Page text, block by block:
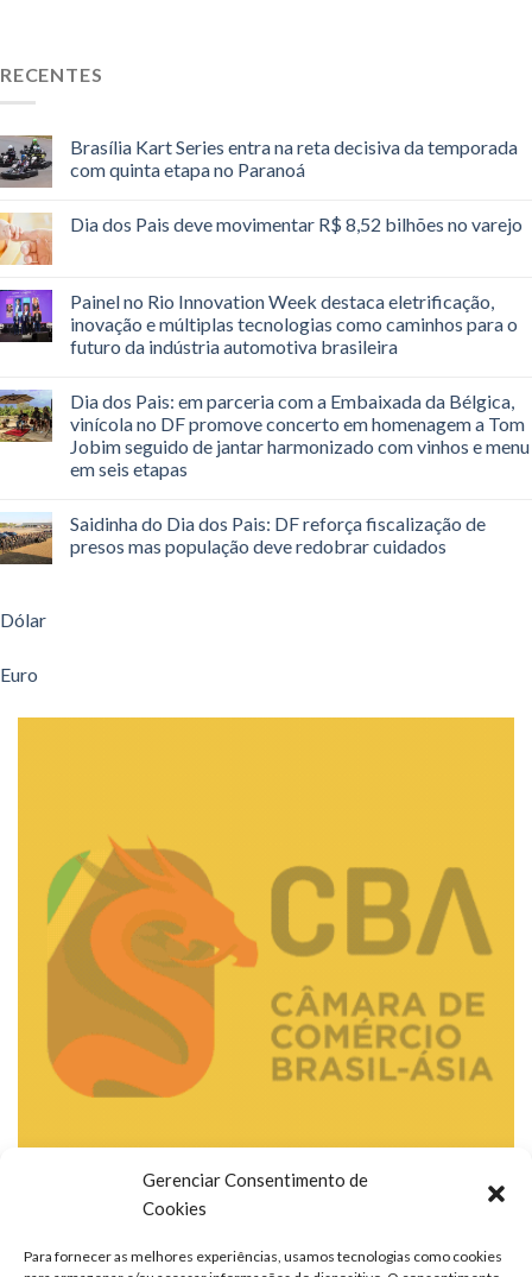
Gerenciar Consentimento de
Cookies
Para fornecer as melhores experiências, usamos tecnologias como cookies
RECENTES
Brasília Kart Series entra na reta decisiva da temporada
com quinta etapa no Paranoá
Dia dos Pais deve movimentar R$ 8,52 bilhões no varejo
Painel no Rio Innovation Week destaca eletrificação,
inovação e múltiplas tecnologias como caminhos para o
futuro da indústria automotiva brasileira
Dia dos Pais: em parceria com a Embaixada da Bélgica,
vinícola no DF promove concerto em homenagem a Tom
Jobim seguido de jantar harmonizado com vinhos e menu
em seis etapas
Saidinha do Dia dos Pais: DF reforça fiscalização de
presos mas população deve redobrar cuidados
Dólar
Euro